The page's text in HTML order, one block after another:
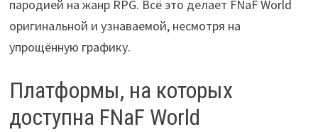
пародией на жанр RPG. Всё это делает FNaF World
оригинальной и узнаваемой, несмотря на
упрощённую графику.
Платформы, на которых
доступна FNaF World